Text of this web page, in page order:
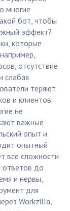
многие
бот, чтобы
эффект?
которые
отсутствие
слабая
теряют
и клиентов.
не
важные
опыт и
опытный
все сложности
ответов до
и нервы,
для
Workzilla,